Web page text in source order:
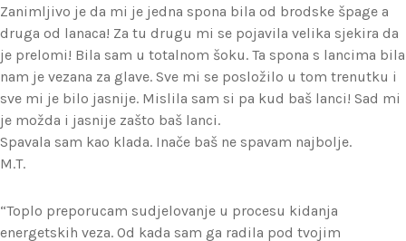
Zanimljivo je da mi je jedna spona bila od brodske špage a
druga od lanaca! Za tu drugu mi se pojavila velika sjekira da
je prelomi! Bila sam u totalnom šoku. Ta spona s lancima bila
nam je vezana za glave. Sve mi se posložilo u tom trenutku i
sve mi je bilo jasnije. Mislila sam si pa kud baš lanci! Sad mi
je možda i jasnije zašto baš lanci.
Spavala sam kao klada. Inače baš ne spavam najbolje.
M.T.
“Toplo preporucam sudjelovanje u procesu kidanja
energetskih veza. Od kada sam ga radila pod tvojim